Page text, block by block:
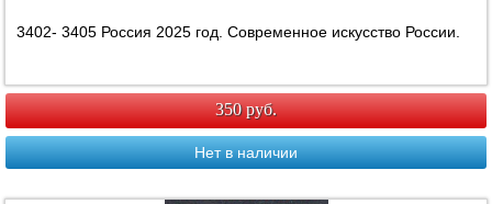
3402- 3405 Россия 2025 год. Современное искусство России.
350 руб.
Нет в наличии